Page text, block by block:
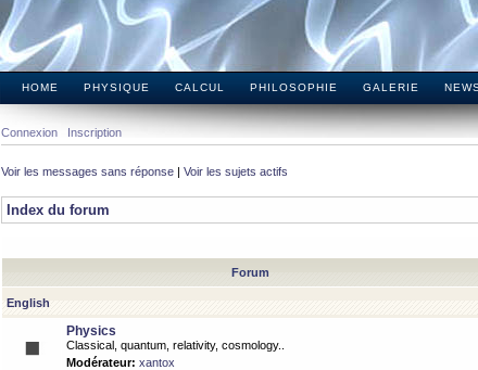
HOME PHYSIQUE CALCUL PHILOSOPHIE GALERIE
Connexion Inscription
Voir les messages sans réponse | Voir les sujets actifs
Index du forum
Forum
English
Physics
Classical, quantum, relativity, cosmology..
Modérateur: xantox